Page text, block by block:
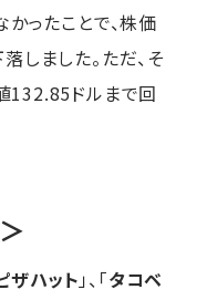
ったことで、株価
ました。ただ、そ
132.85ドルまで回
ザハット 」、「タコベ